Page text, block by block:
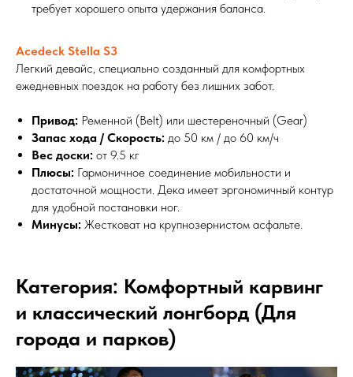
требует хорошего опыта удержания баланса.
Acedeck Stella S3
Легкий девайс, специально созданный для комфортных
ежедневных поездок на работу без лишних забот.
Привод: Ременной (Belt) или шестереночный (Gear)
Запас хода / Скорость: до 50 км / до 60 км/ч
Вес доски: от 9.5 кг
Плюсы: Гармоничное соединение мобильности и
достаточной мощности. Дека имеет эргономичный контур
для удобной постановки ног.
Минусы: Жестковат на крупнозернистом асфальте.
Категория: Комфортный карвинг
и классический лонгборд (Для
города и парков)